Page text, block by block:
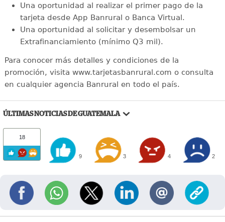
Una oportunidad al realizar el primer pago de la
tarjeta desde App Banrural o Banca Virtual.
Una oportunidad al solicitar y desembolsar un
Extrafinanciamiento (mínimo Q3 mil).
Para conocer más detalles y condiciones de la
promoción, visita www.tarjetasbanrural.com o consulta
en cualquier agencia Banrural en todo el país.
ÚLTIMAS NOTICIAS DE GUATEMALA
18
9 3 4 2